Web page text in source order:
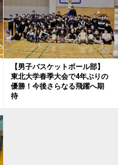
【男子バスケットボール部】
東北大学春季大会で4年ぶりの
優勝！今後さらなる飛躍へ期
待